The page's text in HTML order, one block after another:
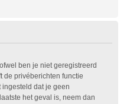
ben je niet geregistreerd
de privéberichten functie
dat je geen
het geval is, neem dan